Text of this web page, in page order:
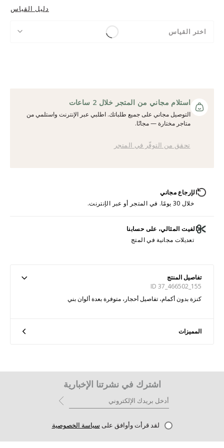
دليل القياس
اختر القياس
استلام مجاني من المتجر خلال 2 ساعات
التوصيل مجاني على جميع طلباتك. اطلبي عبر الإنترنت واستلمي من
متاجر مختارة — مجانًا.
تحقق من التوفّر في المتجر
الإرجاع مجاني
خلال 30 يومًا. في المتجر أو عبر الإنترنت.
الفيت المثالي، على حسابنا
تعديلات مجانية في المتج
تفاصيل المنتج
ID 37_466502_155
كنزة بدون أكمام، تفاصيل أحجار، متوفرة بعدة ألوان بني
المميزات
اشترك في نشرتنا الإخبارية
لقد قرأت وأوافق على سياسة الخصوصية